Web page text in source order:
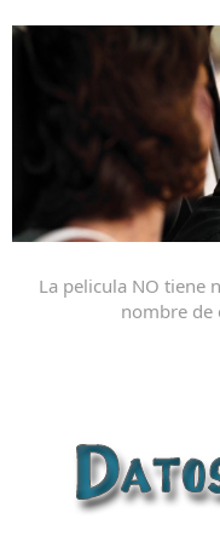
La pelicula NO tiene
nombre de